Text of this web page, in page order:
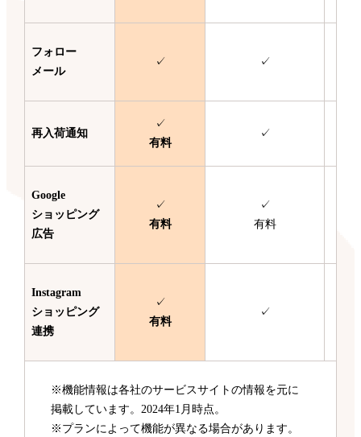
フォロー
メール
✓ ✓
再入荷通知
✓
有料
✓
Google
ショッピング
広告
✓
有料
✓
有料
Instagram
ショッピング
連携
✓
有料
✓
※機能情報は各社のサービスサイトの情報を元に
掲載しています。2024年1月時点。
※プランによって機能が異なる場合があります。